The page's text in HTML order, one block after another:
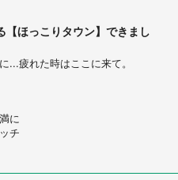
【ほっこりタウン】できまし
...疲れた時はここに来て。
に
チ